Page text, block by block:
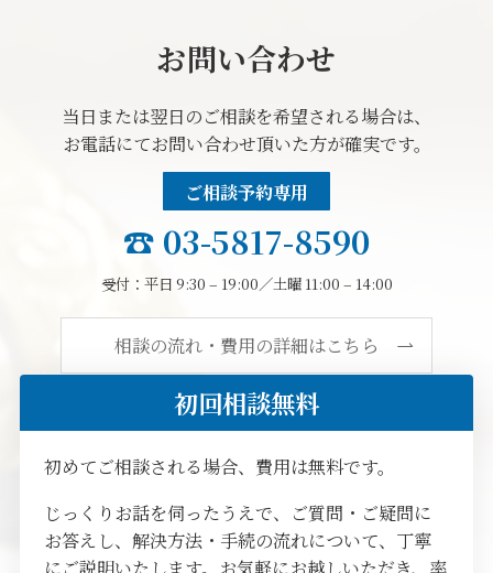
お問い合わせ
当日または翌日のご相談を希望される場合は、
お電話にてお問い合わせ頂いた方が確実です。
ご相談予約専用
☎️ 03-5817-8590
受付：平日 9:30 – 19:00／土曜 11:00 – 14:00
相談の流れ・費用の詳細はこちら
初回相談無料
初めてご相談される場合、費用は無料です。
じっくりお話を伺ったうえで、ご質問・ご疑問に
お答えし、解決方法・手続の流れについて、丁寧
にご説明いたします。お気軽にお越しいただき、率